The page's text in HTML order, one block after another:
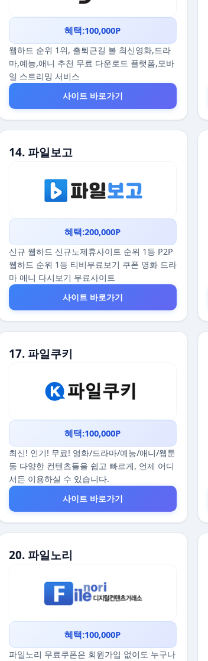
혜택:100,000P
웹하드 순위 1위, 출퇴근길 볼 최신영화,드라
마,예능,애니 추천 무료 다운로드 플랫폼,모바
일 스트리밍 서비스
사이트 바로가기
14. 파일보고
혜택:200,000P
신규 웹하드 신규노제휴사이트 순위 1등 P2P
웹하드 순위 1등 티비무료보기 쿠폰 영화 드라
마 애니 다시보기 무료사이트
사이트 바로가기
17. 파일쿠키
혜택:100,000P
최신! 인기! 무료! 영화/드라마/예능/애니/웹툰
등 다양한 컨텐츠들을 쉽고 빠르게, 언제 어디
서든 이용하실 수 있습니다.
사이트 바로가기
20. 파일노리
혜택:100,000P
파일노리 무료쿠폰은 회원가입 없이도 누구나